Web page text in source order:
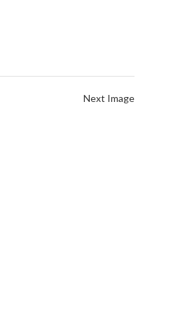
Next Image